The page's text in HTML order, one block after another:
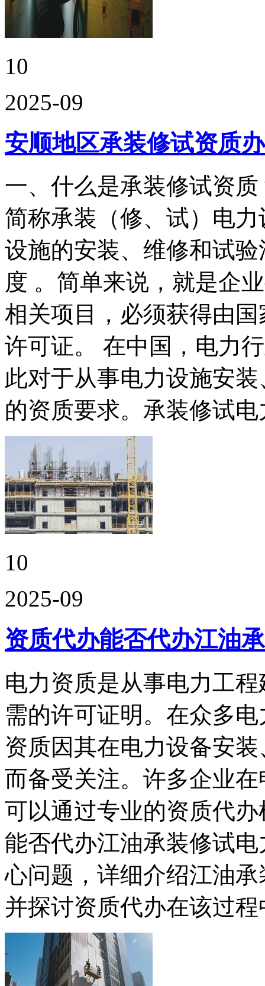
10
2025-09
安顺地区承装修试资质
一、什么是承装修试资
简称承装（修、试）电
设施的安装、维修和试
度 。简单来说，就是企
相关项目，必须获得由
许可证。 在中国，电力
此对于从事电力设施安
的资质要求。承装修试
10
2025-09
资质代办能否代办江油
电力资质是从事电力工
需的许可证明。在众多
资质因其在电力设备安
而备受关注。许多企业
可以通过专业的资质代
能否代办江油承装修试
心问题，详细介绍江油
并探讨资质代办在该过